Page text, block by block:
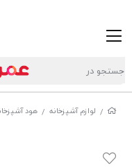
/ لوازم آشپزخانه / هود